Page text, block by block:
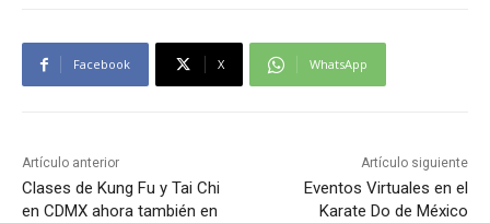
Facebook X WhatsApp
Artículo anterior
Clases de Kung Fu y Tai Chi
en CDMX ahora también en
Artículo siguiente
Eventos Virtuales en el
Karate Do de México